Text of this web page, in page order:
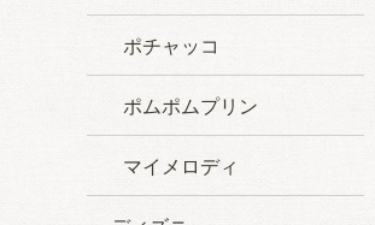
ポチャッコ
ポムポムプリン
マイメロディ